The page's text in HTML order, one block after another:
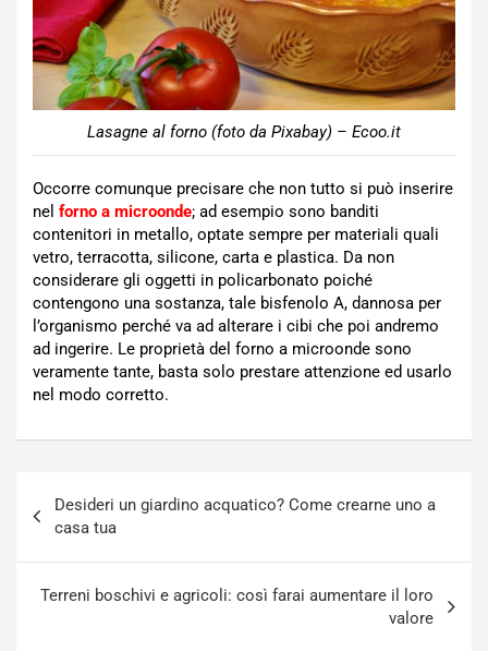
Lasagne al forno (foto da Pixabay) – Ecoo.it
Occorre comunque precisare che non tutto si può inserire
nel forno a microonde; ad esempio sono banditi
contenitori in metallo, optate sempre per materiali quali
vetro, terracotta, silicone, carta e plastica. Da non
considerare gli oggetti in policarbonato poiché
contengono una sostanza, tale bisfenolo A, dannosa per
l’organismo perché va ad alterare i cibi che poi andremo
ad ingerire. Le proprietà del forno a microonde sono
veramente tante, basta solo prestare attenzione ed usarlo
nel modo corretto.
articoli
Desideri un giardino acquatico? Come crearne uno a
casa tua
Terreni boschivi e agricoli: così farai aumentare il loro
valore